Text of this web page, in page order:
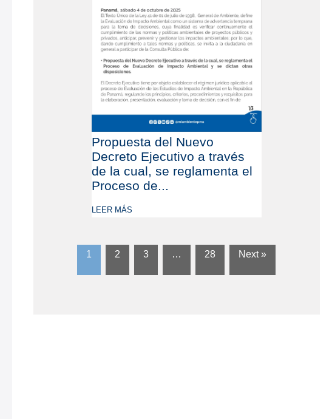
Propuesta del Nuevo
Decreto Ejecutivo a través
de la cual, se reglamenta el
Proceso de...
LEER MÁS
1 2 3 … 28 Next »